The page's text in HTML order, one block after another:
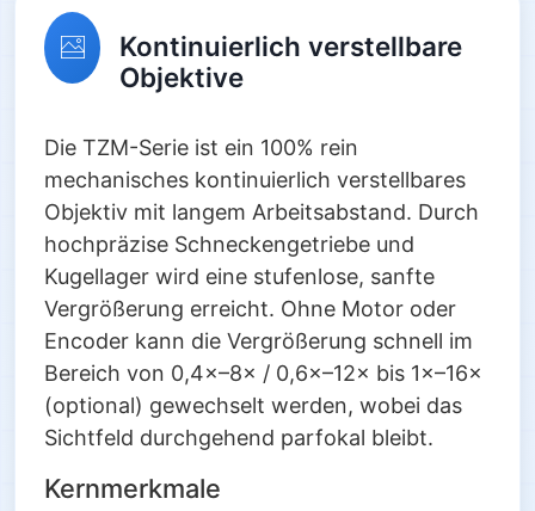
Kontinuierlich verstellbare
Objektive
Die TZM-Serie ist ein 100% rein
mechanisches kontinuierlich verstellbares
Objektiv mit langem Arbeitsabstand. Durch
hochpräzise Schneckengetriebe und
Kugellager wird eine stufenlose, sanfte
Vergrößerung erreicht. Ohne Motor oder
Encoder kann die Vergrößerung schnell im
Bereich von 0,4×–8× / 0,6×–12× bis 1×–16×
(optional) gewechselt werden, wobei das
Sichtfeld durchgehend parfokal bleibt.
Kernmerkmale